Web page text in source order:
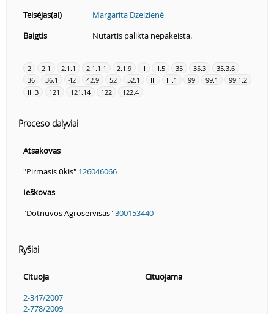
Teisėjas(ai)
Margarita Dzelzienė
Baigtis
Nutartis palikta nepakeista.
2 2.1 2.1.1 2.1.1.1 2.1.9 II II.5 35 35.3
35.3.6
36
36.1 42 42.9 52 52.1 III III.1 99 99.1
99.1.2
III.3
121 121.14 122 122.4
Proceso dalyviai
Atsakovas
"Pirmasis ūkis" 126046066
Ieškovas
"Dotnuvos Agroservisas"300153440
Ryšiai
Cituoja
Cituojama
2-347/2007
2-778/2009